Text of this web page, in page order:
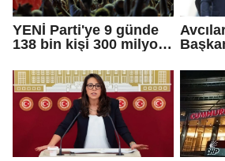
YENİ Parti'ye 9 günde
138 bin kişi 300 milyon
kararı